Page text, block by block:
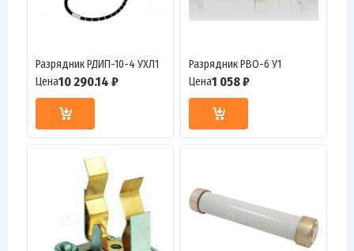
Разрядник РДИП-10-4 УХЛ1
Цена10 290.14 ₽
Разрядник РВО-6 У1
Цена1 058 ₽